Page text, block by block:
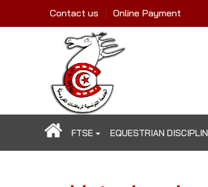
Contact us Online Payment
FTSE EQUESTRIAN